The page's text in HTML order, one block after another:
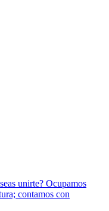
unirte? Ocupamos
contamos con